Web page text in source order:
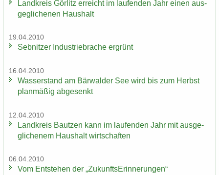
Land­kreis Gör­litz er­reicht im lau­fen­den Jahr einen aus­
ge­gli­che­nen Haus­halt
19.04.2010
Seb­nit­zer In­dus­trie­bra­che er­grünt
16.04.2010
Was­ser­stand am Bär­wal­der See wird bis zum Herbst
plan­mä­ßig ab­ge­senkt
12.04.2010
Land­kreis Baut­zen kann im lau­fen­den Jahr mit aus­ge­
gli­che­nem Haus­halt wirt­schaf­ten
06.04.2010
Vom Ent­ste­hen der „Zu­kunfts­Er­in­ne­run­gen“